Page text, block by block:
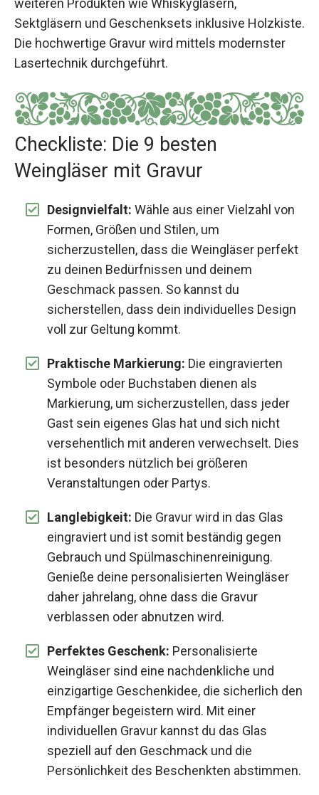
weiteren Produkten wie Whiskygläsern,
Sektgläsern und Geschenksets inklusive Holzkiste.
Die hochwertige Gravur wird mittels modernster
Lasertechnik durchgeführt.
Checkliste: Die 9 besten
Weingläser mit Gravur
Designvielfalt: Wähle aus einer Vielzahl von
Formen, Größen und Stilen, um
sicherzustellen, dass die Weingläser perfekt
zu deinen Bedürfnissen und deinem
Geschmack passen. So kannst du
sicherstellen, dass dein individuelles Design
voll zur Geltung kommt.
Praktische Markierung: Die eingravierten
Symbole oder Buchstaben dienen als
Markierung, um sicherzustellen, dass jeder
Gast sein eigenes Glas hat und sich nicht
versehentlich mit anderen verwechselt. Dies
ist besonders nützlich bei größeren
Veranstaltungen oder Partys.
Langlebigkeit: Die Gravur wird in das Glas
eingraviert und ist somit beständig gegen
Gebrauch und Spülmaschinenreinigung.
Genieße deine personalisierten Weingläser
daher jahrelang, ohne dass die Gravur
verblassen oder abnutzen wird.
Perfektes Geschenk: Personalisierte
Weingläser sind eine nachdenkliche und
einzigartige Geschenkidee, die sicherlich den
Empfänger begeistern wird. Mit einer
individuellen Gravur kannst du das Glas
speziell auf den Geschmack und die
Persönlichkeit des Beschenkten abstimmen.